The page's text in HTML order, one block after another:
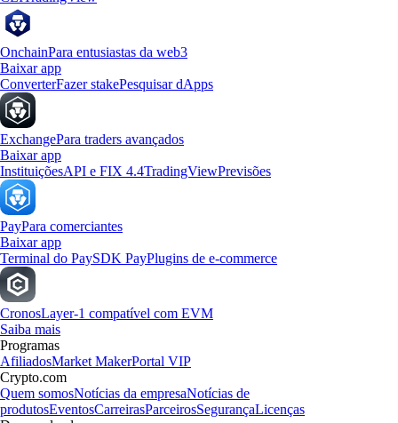
OnchainPara entusiastas da web3
Baixar app
ConverterFazer stakePesquisar dApps
ExchangePara traders avançados
Baixar app
InstituiçõesAPI e FIX 4.4TradingViewPrevisões
PayPara comerciantes
Baixar app
Terminal do PaySDK PayPlugins de e-commerce
CronosLayer-1 compatível com EVM
Saiba mais
Programas
AfiliadosMarket MakerPortal VIP
Crypto.com
Quem somosNotícias da empresaNotícias de
produtosEventosCarreirasParceirosSegurançaLicenças